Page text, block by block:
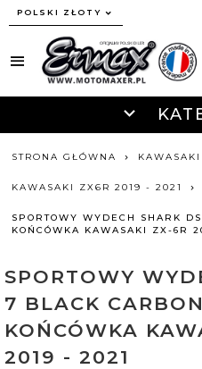
currency_h
POLSKI ZŁOTY
STRONA GŁÓWNA KAWASAKI
KAWASAKI ZX6R 2019 - 2021
SPORTOWY WYDECH SHARK
KOŃCÓWKA KAWASAKI ZX-6R
SPORTOWY
7 BLACK
KOŃCÓWKA
2019 - 2021